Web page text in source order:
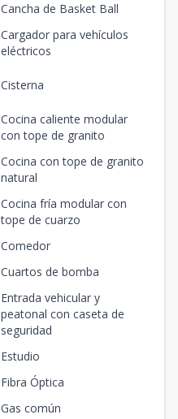
Cancha de Basket Ball
Cargador para vehículos
eléctricos
Cisterna
Cocina caliente modular
con tope de granito
Cocina con tope de granito
natural
Cocina fría modular con
tope de cuarzo
Comedor
Cuartos de bomba
Entrada vehicular y
peatonal con caseta de
seguridad
Estudio
Fibra Óptica
Gas común